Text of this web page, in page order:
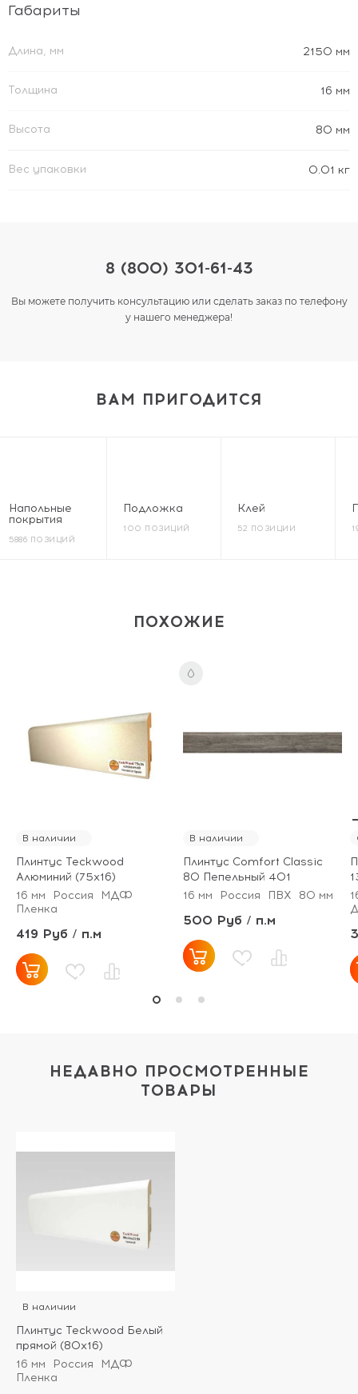
Габариты
Длина, мм 2150 мм
Толщина 16 мм
Высота 80 мм
Вес упаковки 0.01 кг
8 (800) 301-61-43
Вы можете получить консультацию или сделать заказ по телефону
у нашего менеджера!
ВАМ ПРИГОДИТСЯ
Напольные
покрытия
5886 ПОЗИЦИЙ
Подложка
100 ПОЗИЦИЙ
Клей
52 ПОЗИЦИИ
ПОХОЖИЕ
В наличии
Плинтус Teckwood
Алюминий (75х16)
16 мм
Россия
МДФ
Пленка
419 Руб / п.м
В наличии
Плинтус Comfort Classic
80 Пепельный 401
16 мм
Россия ПВХ 80 мм
500 Руб / п.м
НЕДАВНО ПРОСМОТРЕННЫЕ
ТОВАРЫ
В наличии
Плинтус Teckwood Белый
прямой (80х16)
16 мм
Россия
МДФ
Пленка